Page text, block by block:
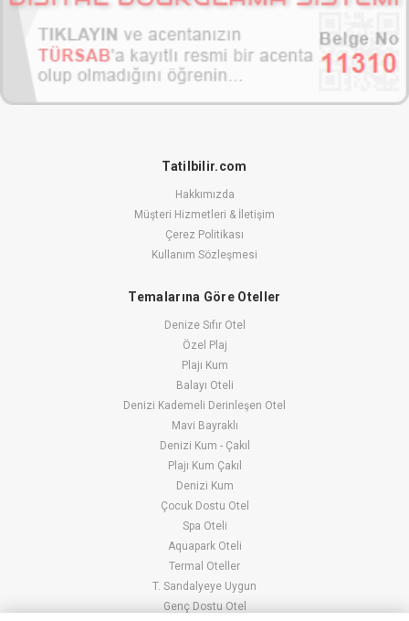
Tatilbilir.com
Hakkımızda
Müşteri Hizmetleri & İletişim
Çerez Politikası
Kullanım Sözleşmesi
Temalarına Göre Oteller
Denize Sıfır Otel
Özel Plaj
Plajı Kum
Balayı Oteli
Denizi Kademeli Derinleşen Otel
Mavi Bayraklı
Denizi Kum - Çakıl
Plajı Kum Çakıl
Denizi Kum
Çocuk Dostu Otel
Spa Oteli
Aquapark Oteli
Termal Oteller
T. Sandalyeye Uygun
Genç Dostu Otel